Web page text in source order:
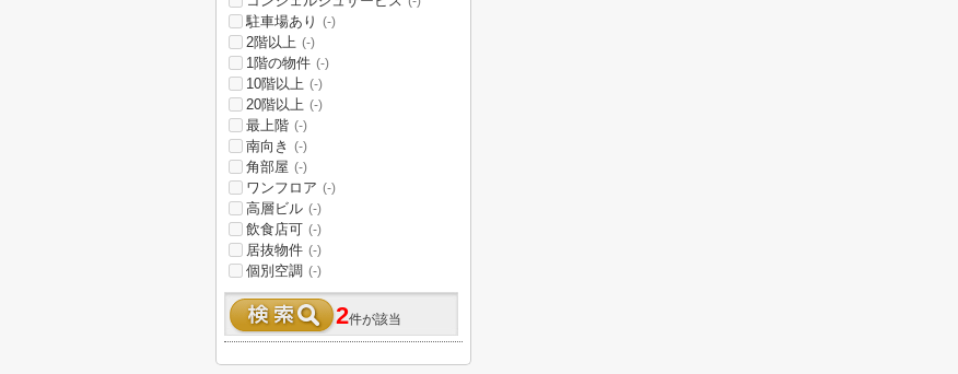
駐車場あり (-)
2階以上 (-)
1階の物件 (-)
10階以上 (-)
20階以上 (-)
最上階 (-)
南向き (-)
角部屋 (-)
ワンフロア (-)
高層ビル (-)
飲食店可 (-)
居抜物件 (-)
個別空調 (-)
2件が該当